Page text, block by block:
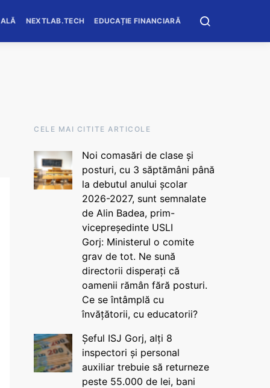
NEXTLAB.TECH EDUCAȚIE FINANCIARĂ
CELE MAI CITITE ARTICOLE
Noi comasări de clase și
posturi, cu 3 săptămâni până
la debutul anului școlar
2026-2027, sunt semnalate
de Alin Badea, prim-
vicepreședinte USLI
Gorj: Ministerul o comite
grav de tot. Ne sună
directorii disperați că
oamenii rămân fără posturi.
Ce se întâmplă cu
învățătorii, cu educatorii?
Șeful ISJ Gorj, alți 8
inspectori și personal
auxiliar trebuie să returneze
peste 55.000 de lei, bani